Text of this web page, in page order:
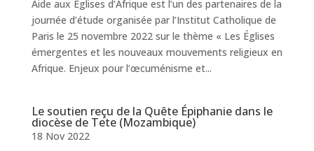
Aide aux Églises d’Afrique est l’un des partenaires de la
journée d’étude organisée par l’Institut Catholique de
Paris le 25 novembre 2022 sur le thème « Les Églises
émergentes et les nouveaux mouvements religieux en
Afrique. Enjeux pour l’œcuménisme et...
Le soutien reçu de la Quête Épiphanie dans le
diocèse de Tete (Mozambique)
18 Nov 2022